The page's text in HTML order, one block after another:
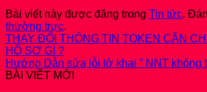
Bài viết này được đăng trong Tin tức.
thường trực.
THAY ĐỔI THÔNG TIN TOKEN CẦN
HỒ SƠ GÌ ?
Hướng Dẫn sửa lỗi tờ khai ” NNT không
BÀI VIẾT MỚI